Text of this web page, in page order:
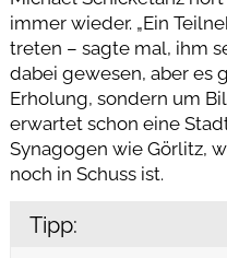
immer wieder. „Ein
treten – sagte mal, ihm
dabei gewesen, aber es
Erholung, sondern um
erwartet schon eine
Synagogen wie Görlitz,
noch in Schuss ist.
Tipp: